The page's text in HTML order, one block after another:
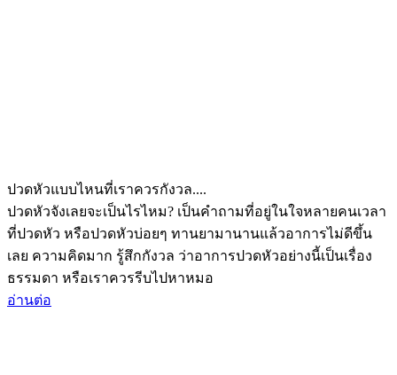
ปวดหัวแบบไหนที่เราควรกังวล....
ปวดหัวจังเลยจะเป็นไรไหม? เป็นคำถามที่อยู่ในใจหลายคนเวลา
ที่ปวดหัว หรือปวดหัวบ่อยๆ ทานยามานานแล้วอาการไม่ดีขึ้น
เลย ความคิดมาก รู้สึกกังวล ว่าอาการปวดหัวอย่างนี้เป็นเรื่อง
ธรรมดา หรือเราควรรีบไปหาหมอ
อ่านต่อ